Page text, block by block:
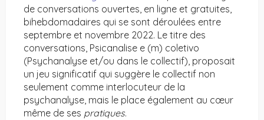
de conversations ouvertes, en ligne et gratuites,
bihebdomadaires qui se sont déroulées entre
septembre et novembre 2022. Le titre des
conversations, Psicanalise e (m) coletivo
(Psychanalyse et/ou dans le collectif), proposait
un jeu significatif qui suggère le collectif non
seulement comme interlocuteur de la
psychanalyse, mais le place également au cœur
même de ses pratiques.